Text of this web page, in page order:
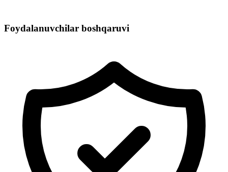
Foydalanuvchilar boshqaruvi